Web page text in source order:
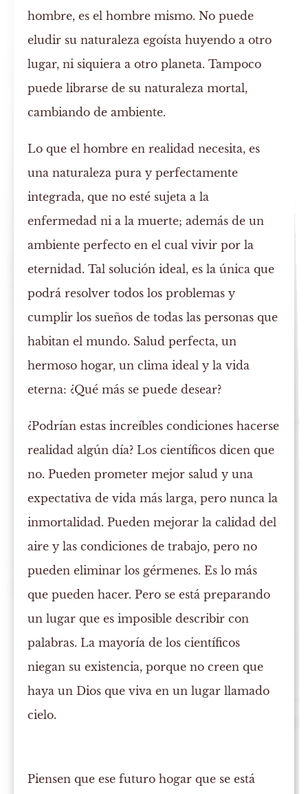
hombre, es el hombre mismo. No puede
eludir su naturaleza egoísta huyendo a otro
lugar, ni siquiera a otro planeta. Tampoco
puede librarse de su naturaleza mortal,
cambiando de ambiente.
Lo que el hombre en realidad necesita, es
una naturaleza pura y perfectamente
integrada, que no esté sujeta a la
enfermedad ni a la muerte; además de un
ambiente perfecto en el cual vivir por la
eternidad. Tal solución ideal, es la única que
podrá resolver todos los problemas y
cumplir los sueños de todas las personas que
habitan el mundo. Salud perfecta, un
hermoso hogar, un clima ideal y la vida
eterna: ¿Qué más se puede desear?
¿Podrían estas increíbles condiciones hacerse
realidad algún día? Los científicos dicen que
no. Pueden prometer mejor salud y una
expectativa de vida más larga, pero nunca la
inmortalidad. Pueden mejorar la calidad del
aire y las condiciones de trabajo, pero no
pueden eliminar los gérmenes. Es lo más
que pueden hacer. Pero se está preparando
un lugar que es imposible describir con
palabras. La mayoría de los científicos
niegan su existencia, porque no creen que
haya un Dios que viva en un lugar llamado
cielo.
Piensen que ese futuro hogar que se está